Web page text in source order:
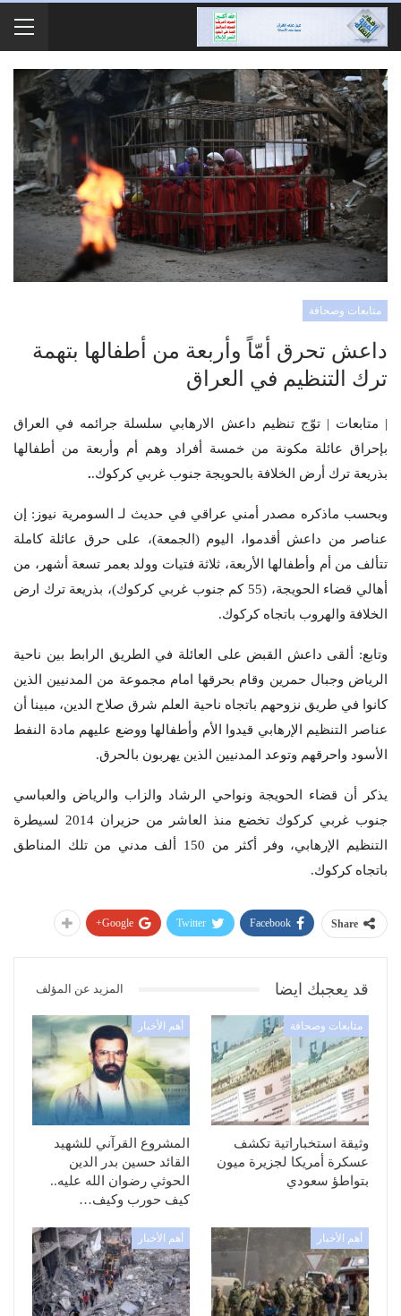
متابعات وصحافة
داعش تحرق أمّاً وأربعة من أطفالها بتهمة
ترك التنظيم في العراق
| متابعات | توّج تنظيم داعش الارهابي سلسلة جرائمه في العراق
بإحراق عائلة مكونة من خمسة أفراد وهم أم وأربعة من أطفالها
بذريعة ترك أرض الخلافة بالحويجة جنوب غربي كركوك..
وبحسب ماذكره مصدر أمني عراقي في حديث لـ السومرية نيوز: إن
عناصر من داعش أقدموا، اليوم (الجمعة)، على حرق عائلة كاملة
تتألف من أم وأطفالها الأربعة، ثلاثة فتيات وولد بعمر تسعة أشهر، من
أهالي قضاء الحويجة، (55 كم جنوب غربي كركوك)، بذريعة ترك ارض
الخلافة والهروب باتجاه كركوك.
وتابع: ألقى داعش القبض على العائلة في الطريق الرابط بين ناحية
الرياض وجبال حمرين وقام بحرقها امام مجموعة من المدنيين الذين
كانوا في طريق نزوحهم باتجاه ناحية العلم شرق صلاح الدين، مبينا أن
عناصر التنظيم الإرهابي قيدوا الأم وأطفالها ووضع عليهم مادة النفط
الأسود واحرقهم وتوعد المدنيين الذين يهربون بالحرق.
يذكر أن قضاء الحويجة ونواحي الرشاد والزاب والرياض والعباسي
جنوب غربي كركوك تخضع منذ العاشر من حزيران 2014 لسيطرة
التنظيم الإرهابي، وفر أكثر من 150 ألف مدني من تلك المناطق
باتجاه كركوك.
Share
Facebook
Twitter
Google+
قد يعجبك ايضا المزيد عن المؤلف
متابعات وصحافة
وثيقة استخباراتية تكشف
عسكرة أمريكا لجزيرة ميون
بتواطؤ سعودي
أهم الأخبار
المشروع القرآني للشهيد
القائد حسين بدر الدين
الحوثي رضوان الله عليه..
كيف حورب وكيف…
أهم الأخبار أهم الأخبار